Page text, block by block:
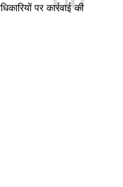
पर कार्रवाई की